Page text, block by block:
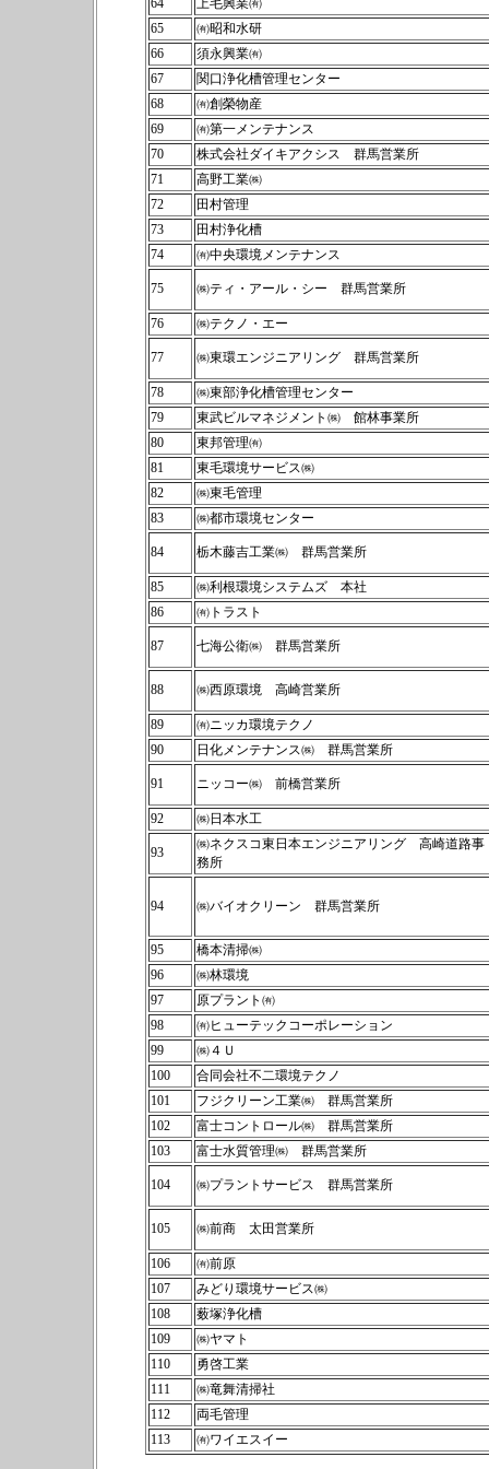
64
上毛興業㈲
65
㈲昭和水研
66
須永興業㈲
67
関口浄化槽管理センター
68
㈲創榮物産
69
㈲第一メンテナンス
70
株式会社ダイキアクシス 群馬営業所
71
高野工業㈱
72
田村管理
73
田村浄化槽
74
㈲中央環境メンテナンス
75 ㈱ティ・アール・シー 群馬営業所
76 ㈱テクノ・エー
77 ㈱東環エンジニアリング 群馬営業所
78
㈱東部浄化槽管理センター
79
東武ビルマネジメント㈱ 館林事業所
80
東邦管理㈲
81
東毛環境サービス㈱
82
㈱東毛管理
83
㈱都市環境センター
84 栃木藤吉工業㈱ 群馬営業所
85
㈱利根環境システムズ 本社
86
㈲トラスト
87 七海公衛㈱ 群馬営業所
88 ㈱西原環境 高崎営業所
89
㈲ニッカ環境テクノ
90
日化メンテナンス㈱ 群馬営業所
91 ニッコー㈱ 前橋営業所
92 ㈱日本水工
93
㈱ネクスコ東日本エンジニアリング 高崎道路事
務所
94 ㈱バイオクリーン 群馬営業所
95
橋本清掃㈱
96
㈱林環境
97
原プラント㈲
98
㈲ヒューテックコーポレーション
99
㈱４Ｕ
100
合同会社不二環境テクノ
101
フジクリーン工業㈱ 群馬営業所
102
富士コントロール㈱ 群馬営業所
103
富士水質管理㈱ 群馬営業所
104 ㈱プラントサービス 群馬営業所
105 ㈱前商 太田営業所
106
㈲前原
107
みどり環境サービス㈱
108
薮塚浄化槽
109
㈱ヤマト
110
勇啓工業
111
㈱竜舞清掃社
112
両毛管理
113
㈲ワイエスイー